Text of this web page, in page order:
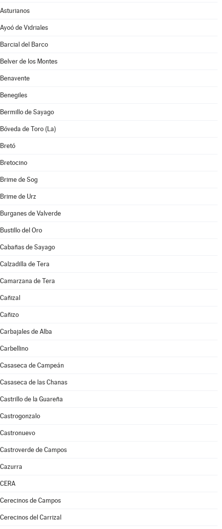
Asturianos
Ayoó de Vidriales
Barcial del Barco
Belver de los Montes
Benavente
Benegiles
Bermillo de Sayago
Bóveda de Toro (La)
Bretó
Bretocino
Brime de Sog
Brime de Urz
Burganes de Valverde
Bustillo del Oro
Cabañas de Sayago
Calzadilla de Tera
Camarzana de Tera
Cañizal
Cañizo
Carbajales de Alba
Carbellino
Casaseca de Campeán
Casaseca de las Chanas
Castrillo de la Guareña
Castrogonzalo
Castronuevo
Castroverde de Campos
Cazurra
CERA
Cerecinos de Campos
Cerecinos del Carrizal